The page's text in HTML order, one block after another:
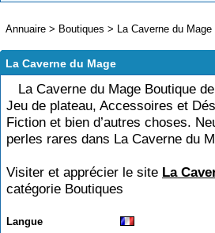
Annuaire > Boutiques > La Caverne du Mage
La Caverne du Mage
La Caverne du Mage Boutique
Jeu de plateau, Accessoires et
Fiction et bien d’autres choses.
perles rares dans La Caverne du
Visiter et apprécier le site La
catégorie Boutiques
Langue